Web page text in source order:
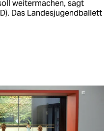
weitermachen, sagt
Das Landesjugendballett